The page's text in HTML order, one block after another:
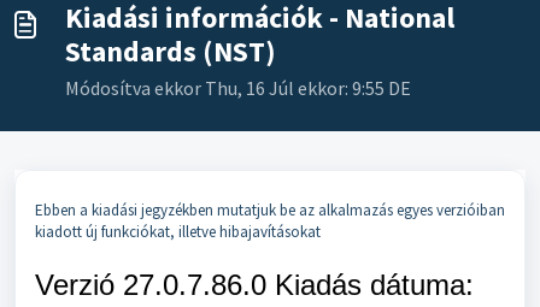
Kiadási információk - National
Standards (NST)
Módosítva ekkor Thu, 16 Júl ekkor: 9:55 DE
Ebben a kiadási jegyzékben mutatjuk be az alkalmazás egyes verzióiban
kiadott új funkciókat, illetve hibajavításokat
Verzió 27.0.7.86.0 Kiadás dátuma: